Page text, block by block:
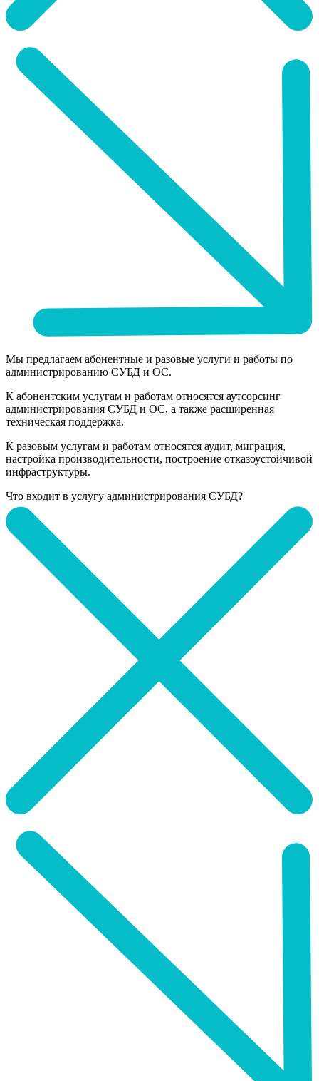
Мы предлагаем абонентные и разовые услуги и работы по
администрированию СУБД и ОС.
К абонентским услугам и работам относятся аутсорсинг
администрирования СУБД и ОС, а также расширенная
техническая поддержка.
К разовым услугам и работам относятся аудит, миграция,
настройка производительности, построение отказоустойчивой
инфраструктуры.
Что входит в услугу администрирования СУБД?